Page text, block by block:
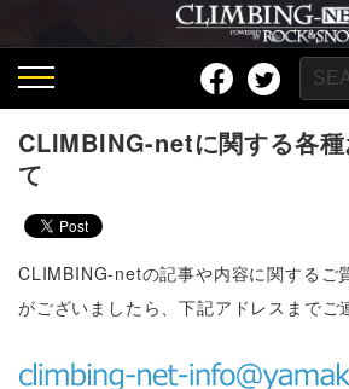
CLIMBING-netに関する各
て
CLIMBING-netの記事や内容に関するご
がございましたら、下記アドレスまでご